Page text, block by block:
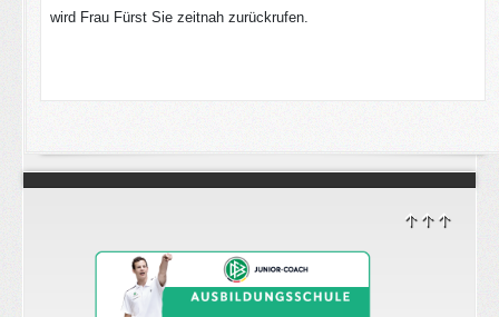
↑↑↑
wird Frau Fürst Sie zeitnahzurückrufen.